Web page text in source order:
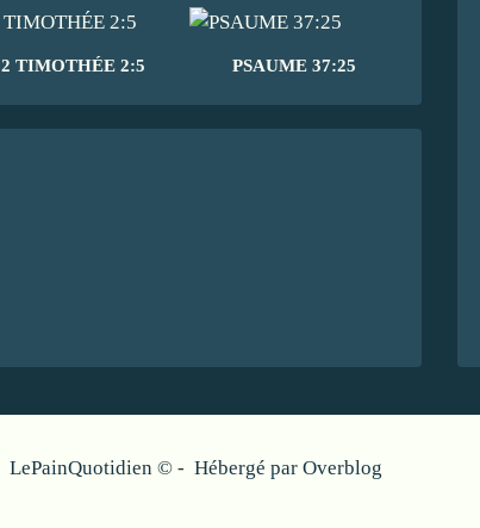
2 TIMOTHÉE 2:5 PSAUME 37:25
LePainQuotidien © - Hébergé par Overblog